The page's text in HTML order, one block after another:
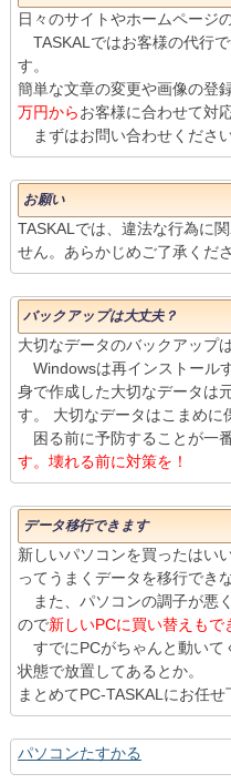
日々のサイトやホームページ
TASKALではお客様の代行
す。
簡単な文章の変更や画像の登
万円からお客様に合わせて対
まずはお問い合わせください
お願い
TASKALでは、違法な行為に
せん。あらかじめご了承くださ
バックアップは大丈夫？
大切なデータのバックアップ
Windowsは再インストール
身で作成した大切なデータは
す。 大切なデータはこまめに
困る前に予防することが一
す。壊れる前に対策を！
データ移行できます
新しいパソコンを買ったはい
ってうまくデータを移行でき
また、パソコンの調子が悪
ので新しいPCに買い替えもで
すでにPCがちゃんと動いて
状態で放置してあるとか。
まとめてPC-TASKALにお任せ
パソコンたすかる